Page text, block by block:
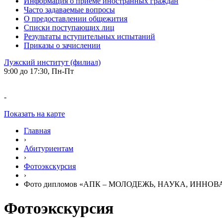
Часто задаваемые вопросы
О предоставлении общежития
Списки поступающих лиц
Результаты вступительных испытаний
Приказы о зачислении
Лужский институт (филиал)
9:00 до 17:30, Пн-Пт
-
Показать на карте
Главная
›
Абитуриентам
›
Фотоэкскурсия
›
Фото дипломов «АПК – МОЛОДЕЖЬ, НАУКА,
Фотоэкскурсия